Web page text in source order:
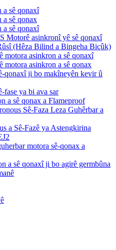
a sê qonaxî
sê qonax
a sê qonaxî
Motorê asinkronî yê sê qonaxî
(Hêza Bilind a Bingeha Biçûk)
motora asinkron a sê qonaxî
motora asinkron a sê qonax
qonaxî ji bo makîneyên kevir û
fase ya bi ava sar
a sê qonax a Flameproof
Sê-Faza Leza Guhêrbar a
a Sê-Fazê ya Astengkirina
motora sê-qonax a
a sê qonaxî ji bo agirê germbûna